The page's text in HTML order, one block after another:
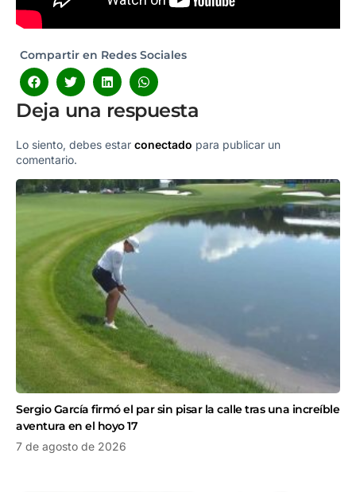
Compartir en Redes Sociales
Deja una respuesta
Lo siento, debes estar conectado para publicar un
comentario.
Sergio García firmó el par sin pisar la calle tras una increíble
aventura en el hoyo 17
7 de agosto de 2026